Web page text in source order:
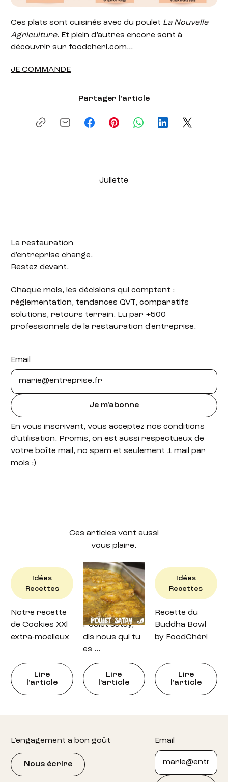
Ces plats sont cuisinés avec du poulet La Nouvelle
Agriculture. Et plein d’autres encore sont à
découvrir sur foodcheri.com…
JE COMMANDE
Partager l'article
Juliette
La restauration
d'entreprise change.
Restez devant.
Chaque mois, les décisions qui comptent :
réglementation, tendances QVT, comparatifs
solutions, retours terrain. Lu par +500
professionnels de la restauration d'entreprise.
Email
Je m'abonne
En vous inscrivant, vous acceptez nos conditions
d'utilisation. Promis, on est aussi respectueux de
votre boîte mail, no spam et seulement 1 mail par
mois :)
Ces articles vont aussi
vous plaire.
Idées
Recettes
Notre recette
de Cookies XXl
extra-moelleux
Lire
l'article
Idées
Recettes
Recette : petit
Poulet satay,
dis nous qui tu
es …
Lire
l'article
Idées
Recettes
Recette du
Buddha Bowl
by FoodChéri
Lire
l'article
L'engagement a bon goût
Nous écrire
Email